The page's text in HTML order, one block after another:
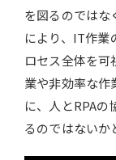
を図るのではな
により、IT作業
ロセス全体を
業や非効率な作
に、人とRPA
るのではないか